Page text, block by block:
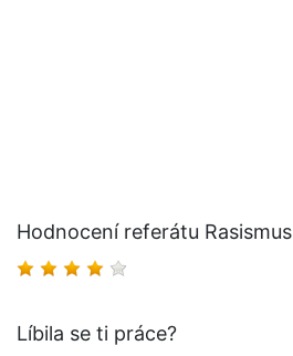
Hodnocení referátu Rasismus
Líbila se ti práce?